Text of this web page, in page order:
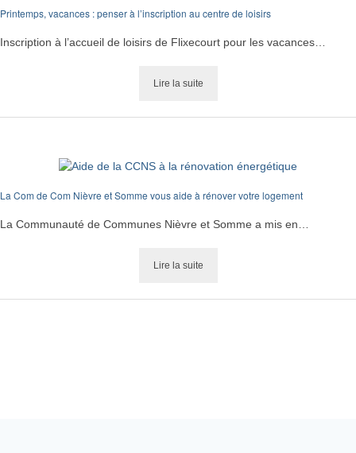
Printemps, vacances : penser à l’inscription au centre de loisirs
Inscription à l’accueil de loisirs de Flixecourt pour les vacances…
Lire la suite
La Com de Com Nièvre et Somme vous aide à rénover votre logement
La Communauté de Communes Nièvre et Somme a mis en…
Lire la suite